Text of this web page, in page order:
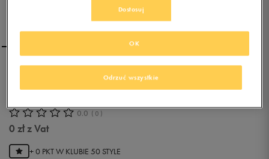
CONFRONT T-SHIRT
VALERIAN
0.0 ( 0 )
0 złz Vat
+ 0 PKT W KLUBIE 50 STYLE
Dostosuj
Odrzuć wszystkie
OK